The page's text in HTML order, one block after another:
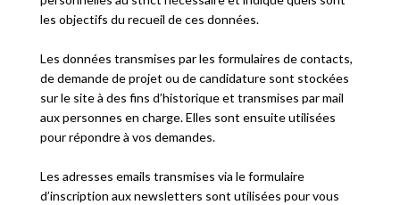
les objectifs du recueil de ces données.
Les données transmises par les formulaires de contacts,
de demande de projet ou de candidature sont stockées
sur le site à des fins d’historique et transmises par mail
aux personnes en charge. Elles sont ensuite utilisées
pour répondre à vos demandes.
Les adresses emails transmises via le formulaire
d’inscription aux newsletters sont utilisées pour vous